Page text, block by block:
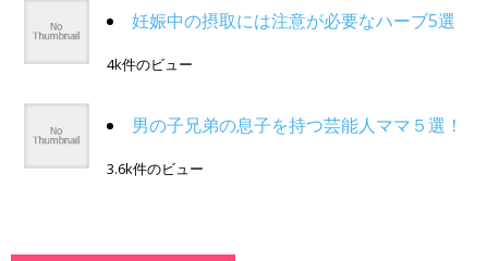
妊娠中の摂取には注意が必要なハーブ5選
4k件のビュー
男の子兄弟の息子を持つ芸能人ママ５選！
3.6k件のビュー